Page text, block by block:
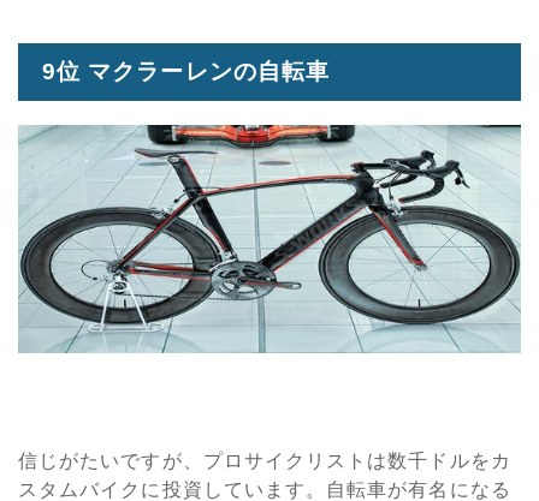
9位 マクラーレンの自転車
信じがたいですが、プロサイクリストは数千ドルをカ
スタムバイクに投資しています。自転車が有名になる